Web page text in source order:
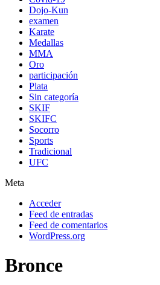
Dojo-Kun
examen
Karate
Medallas
MMA
Oro
participación
Plata
Sin categoría
SKIF
SKIFC
Socorro
Sports
Tradicional
UFC
Meta
Acceder
Feed de entradas
Feed de comentarios
WordPress.org
Bronce